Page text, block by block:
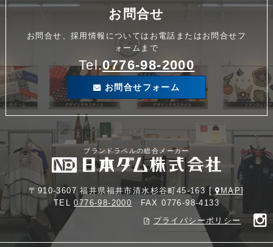
お問合せ
お問合せ、採用情報についてはお電話またはお問合せフ
ォームまで
Tel.0776-98-2000
お問合せフォーム
ブランドラベルの総合メーカー
〒910-3607 福井県福井市清水杉谷町45-163 [ MAP]
TEL0776-98-2000 FAX 0776-98-4133
プライバシーポリシー